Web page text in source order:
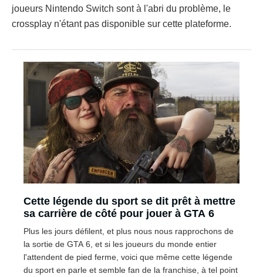
joueurs Nintendo Switch sont à l'abri du problème, le
crossplay n'étant pas disponible sur cette plateforme.
Cette légende du sport se dit prêt à mettre
sa carrière de côté pour jouer à GTA 6
Plus les jours défilent, et plus nous nous rapprochons de
la sortie de GTA 6, et si les joueurs du monde entier
l'attendent de pied ferme, voici que même cette légende
du sport en parle et semble fan de la franchise, à tel point